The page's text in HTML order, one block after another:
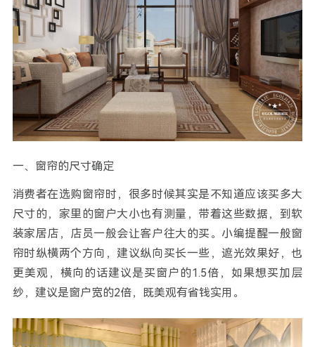
一、窗帘的尺寸确定
消费者在选购窗帘时，很多时候其实是不知道应该买多大
尺寸的，家里的窗户大小也有测量，带着这些数据，到软
装家居店，店员一般会让客户往大的买。小编提醒一般窗
帘时纵横两个方向，建议纵向买长一些，遮光效果好，也
更美观，横向的话建议是买窗户的1.5倍，如果想买加层
纱，建议是窗户宽的2倍，既美观有省钱实用。